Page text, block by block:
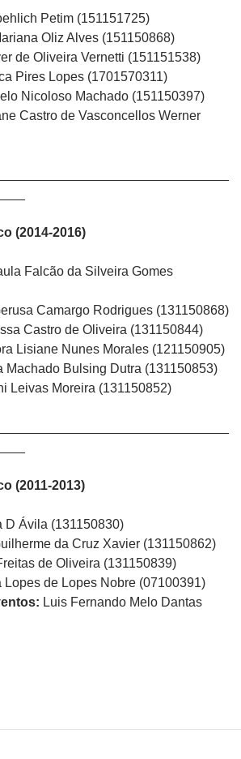
Petim (151151725)
Oliz Alves (151150868)
de Oliveira Vernetti (151151538)
Pires Lopes (1701570311)
Nicoloso Machado (151150397)
Castro de Vasconcellos Werner
(2014-2016)
Falcão da Silveira Gomes
Camargo Rodrigues (131150868)
Castro de Oliveira (131150844)
Lisiane Nunes Morales (121150905)
Machado Bulsing Dutra (131150853)
Leivas Moreira (131150852)
(2011-2013)
D Ávila (131150830)
da Cruz Xavier (131150862)
de Oliveira (131150839)
Lopes de Lopes Nobre (07100391)
Luis Fernando Melo Dantas